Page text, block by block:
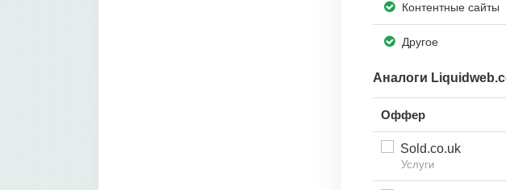
Контентные сайты
Другое
Аналоги
Оффер
Sold.co.uk
Услуги